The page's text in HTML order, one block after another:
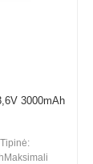
3000mAh